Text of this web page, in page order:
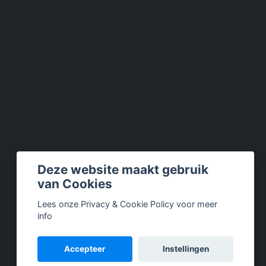
Deze website maakt gebruik
van Cookies
Lees onze Privacy & Cookie Policy voor meer
info
Accepteer Instellingen